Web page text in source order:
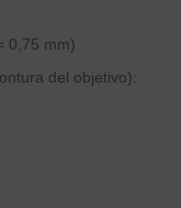
0,75 mm)
del objetivo):